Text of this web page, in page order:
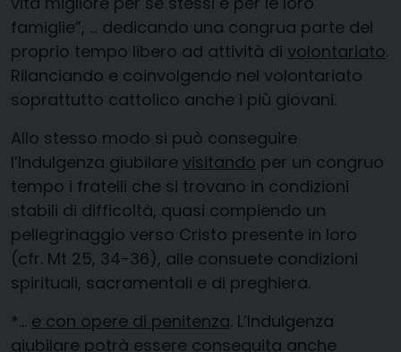
famiglie”, … dedicando una congrua parte del
proprio tempo libero ad attività di volontariato.
Rilanciando e coinvolgendo nel volontariato
soprattutto cattolico anche i più giovani.
Allo stesso modo si può conseguire
l’Indulgenza giubilare visitando per un congruo
tempo i fratelli che si trovano in condizioni
stabili di difficoltà, quasi compiendo un
pellegrinaggio verso Cristo presente in loro
(cfr. Mt 25, 34-36), alle consuete condizioni
spirituali, sacramentali e di preghiera.
*… e con opere di penitenza. L’Indulgenza
giubilare potrà essere conseguita anche